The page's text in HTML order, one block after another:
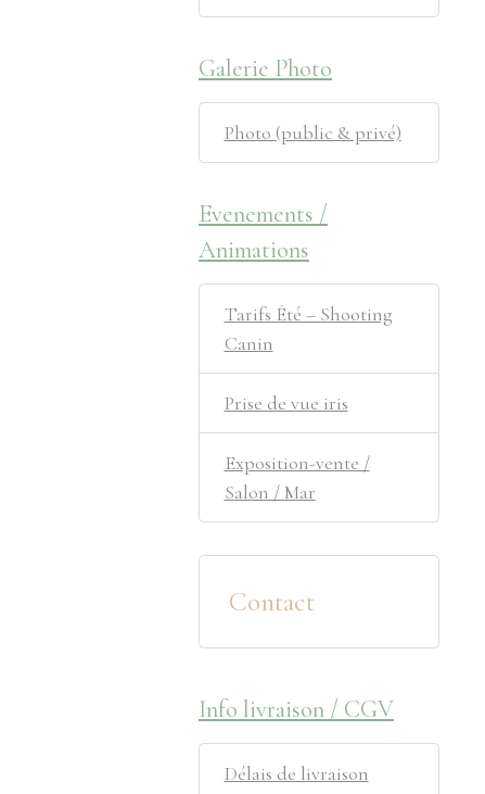
Galerie Photo
Photo (public & privé)
Evenements /
Animations
Tarifs Été – Shooting
Canin
Prise de vue iris
Exposition-vente /
Salon / Mar
Contact
Info livraison / CGV
Délais de livraison